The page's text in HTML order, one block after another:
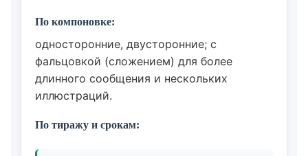
По компоновке:
односторонние, двусторонние; с
фальцовкой (сложением) для более
длинного сообщения и нескольких
иллюстраций.
По тиражу и срокам: